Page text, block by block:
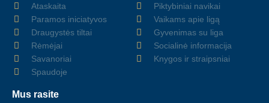
Ataskaita
Paramos iniciatyvos
Draugystės tiltai
Rėmėjai
Savanoriai
Spaudoje
Piktybiniai navikai
Vaikams apie ligą
Gyvenimas su liga
Socialinė informacija
Knygos ir straipsniai
Mus rasite